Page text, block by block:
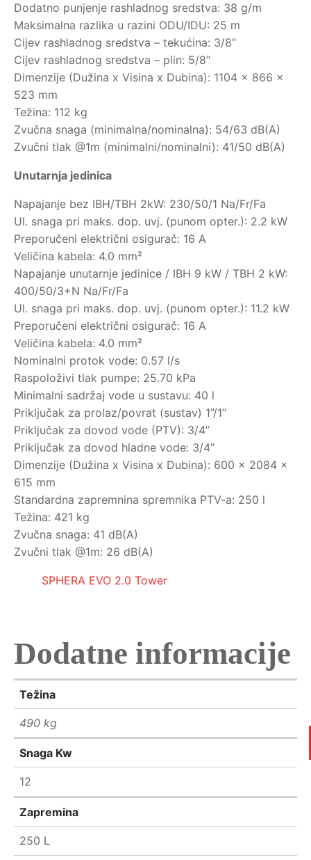
Dodatno punjenje rashladnog sredstva: 38 g/m
Maksimalna razlika u razini ODU/IDU: 25 m
Cijev rashladnog sredstva – tekućina: 3/8”
Cijev rashladnog sredstva – plin: 5/8”
Dimenzije (Dužina x Visina x Dubina): 1104 x 866 x
523 mm
Težina: 112 kg
Zvučna snaga (minimalna/nominalna): 54/63 dB(A)
Zvučni tlak @1m (minimalni/nominalni): 41/50 dB(A)
Unutarnja jedinica
Napajanje bez IBH/TBH 2kW: 230/50/1 Na/Fr/Fa
Ul. snaga pri maks. dop. uvj. (punom opter.): 2.2 kW
Preporučeni električni osigurač: 16 A
Veličina kabela: 4.0 mm²
Napajanje unutarnje jedinice / IBH 9 kW / TBH 2 kW:
400/50/3+N Na/Fr/Fa
Ul. snaga pri maks. dop. uvj. (punom opter.): 11.2 kW
Preporučeni električni osigurač: 16 A
Veličina kabela: 4.0 mm²
Nominalni protok vode: 0.57 l/s
Raspoloživi tlak pumpe: 25.70 kPa
Minimalni sadržaj vode u sustavu: 40 l
Priključak za prolaz/povrat (sustav) 1”/1”
Priključak za dovod vode (PTV): 3/4”
Priključak za dovod hladne vode: 3/4”
Dimenzije (Dužina x Visina x Dubina): 600 x 2084 x
615 mm
Standardna zapremnina spremnika PTV-a: 250 l
Težina: 421 kg
Zvučna snaga: 41 dB(A)
Zvučni tlak @1m: 26 dB(A)
SPHERA EVO 2.0 Tower
Dodatne informacije
Težina
490 kg
Snaga Kw
12
Zapremina
250 L